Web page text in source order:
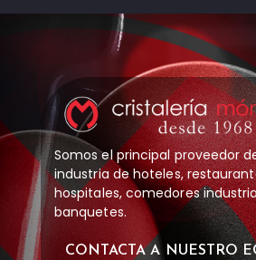
Somos el principal proveedor
industria de hoteles,
hospitales, comedores
banquetes.
CONTACTA A NUESTRO